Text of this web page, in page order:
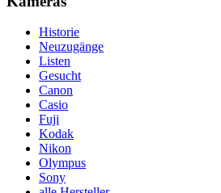
Historie
Neuzugänge
Listen
Gesucht
Canon
Casio
Fuji
Kodak
Nikon
Olympus
Sony